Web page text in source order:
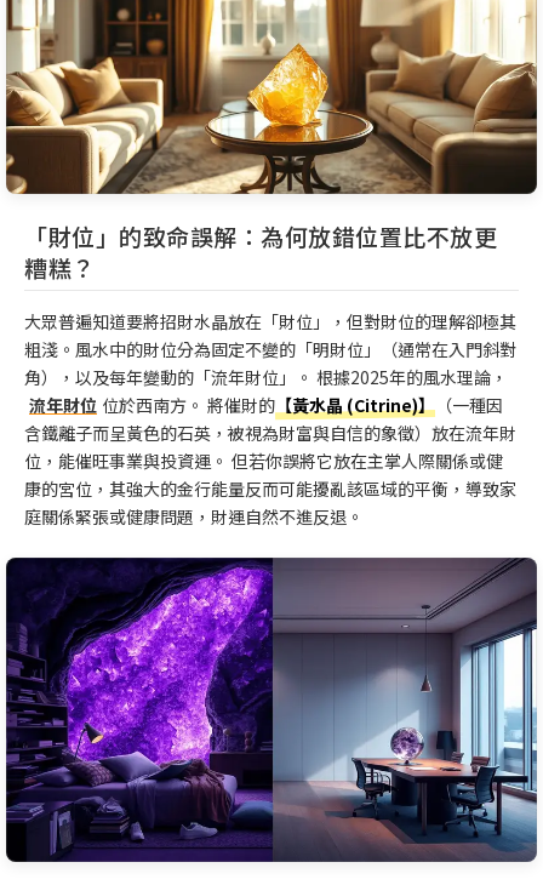
「財位」的致命誤解：為何放錯位置比不放更
糟糕？
大眾普遍知道要將招財水晶放在「財位」，但對財位的理解卻極其
粗淺。風水中的財位分為固定不變的「明財位」（通常在入門斜對
角），以及每年變動的「流年財位」。 根據2025年的風水理論，
流年財位 位於西南方。 將催財的 【黃水晶 (Citrine)】 （一種因
含鐵離子而呈黃色的石英，被視為財富與自信的象徵）放在流年財
位，能催旺事業與投資運。 但若你誤將它放在主掌人際關係或健
康的宮位，其強大的金行能量反而可能擾亂該區域的平衡，導致家
庭關係緊張或健康問題，財運自然不進反退。